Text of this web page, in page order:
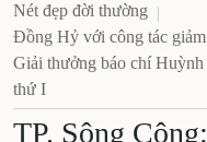
Nét đẹp đời thường
Đồng Hỷ với công tác
Giải thưởng báo chí
thứ I
TP. Sông